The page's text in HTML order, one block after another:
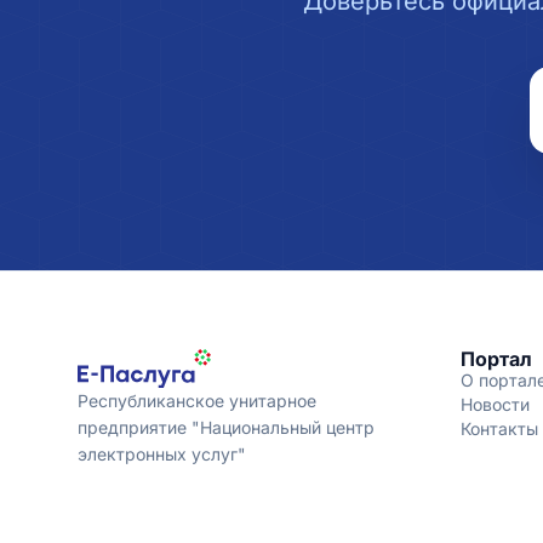
Республиканское унитарное
предприятие "Национальный центр
электронных услуг"
Портал
О
Новости
Контакты